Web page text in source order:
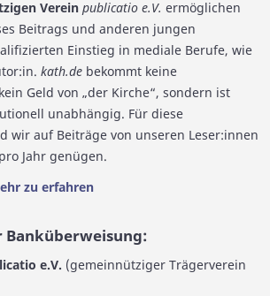
Verein publicatio e.V. ermöglichen
Beitrags und anderen jungen
Einstieg in mediale Berufe, wie
kath.debekommt keine
Geld von „der Kirche“, sondern ist
unabhängig. Für diese
wir auf Beiträge von unseren Leser:innen
Jahr genügen.
zu erfahren
Banküberweisung:
e.V. (gemeinnütziger Trägerverein